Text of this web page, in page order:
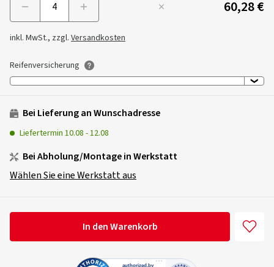
60,28 €
inkl. MwSt., zzgl. Versandkosten
Reifenversicherung
Bei Lieferung an Wunschadresse
Liefertermin 10.08 -12.08
Bei Abholung/Montage in Werkstatt
Wählen Sie eine Werkstatt aus
In den Warenkorb